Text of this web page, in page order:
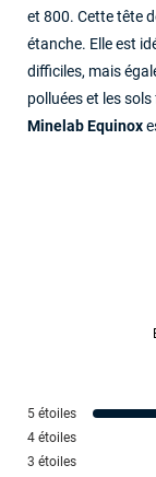
et 800. Cette tête
étanche. Elle est
difficiles, mais
polluées et les
Minelab Equinox
5 étoiles
4 étoiles
3 étoiles